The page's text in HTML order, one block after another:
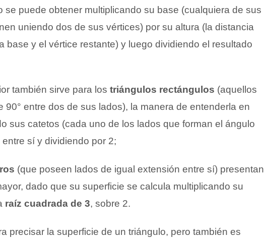
se puede obtener multiplicando su base (cualquiera de sus
uniendo dos de sus vértices) por su altura (la distancia
base y el vértice restante) y luego dividiendo el resultado
también sirve para los triángulos rectángulos (aquellos
90° entre dos de sus lados), la manera de entenderla en
sus catetos (cada uno de los lados que forman el ángulo
sí y dividiendo por 2;
(que poseen lados de igual extensión entre sí) presentan
dado que su superficie se calcula multiplicando su
raíz cuadrada de 3, sobre 2.
precisar la superficie de un triángulo, pero también es